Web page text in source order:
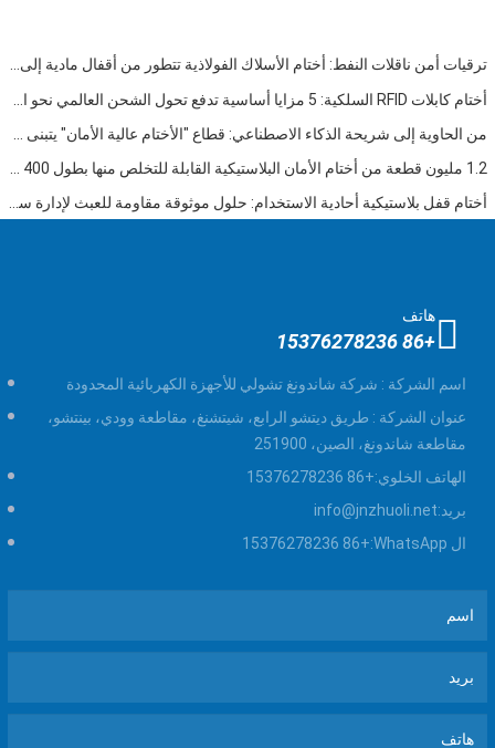
ترقيات أمن ناقلات النفط: أختام الأسلاك الفولاذية تتطور من أقفال مادية إلى بيانات تتبع
أختام قفل بلاستيكية أحادية الاستخدام: حلول موثوقة مقاومة للعبث لإدارة سلسلة التوريد العالمية
هاتف
+86 15376278236
اسم الشركة : شركة شاندونغ تشولي للأجهزة الكهربائية المحدودة
عنوان الشركة : طريق ديتشو الرابع، شيتشنغ، مقاطعة وودي، بينتشو،
مقاطعة شاندونغ، الصين، 251900
الهاتف الخلوي:+86 15376278236
بريد:info@jnzhuoli.net
ال WhatsApp:
+86 15376278236